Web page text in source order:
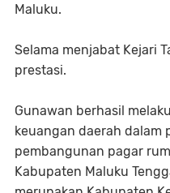
Maluku.
Selama menjabat Kejari
prestasi.
Gunawan berhasil
keuangan daerah dalam
pembangunan pagar
Kabupaten Maluku